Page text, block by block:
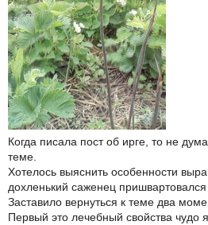
Когда писала пост об ирге, то не
теме.
Хотелось выяснить особенности
дохленький саженец
Заставило вернуться к теме два
Первый это лечебный свойства чудо